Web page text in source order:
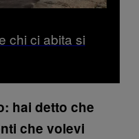
chi ci abita si
hai detto che
che volevi